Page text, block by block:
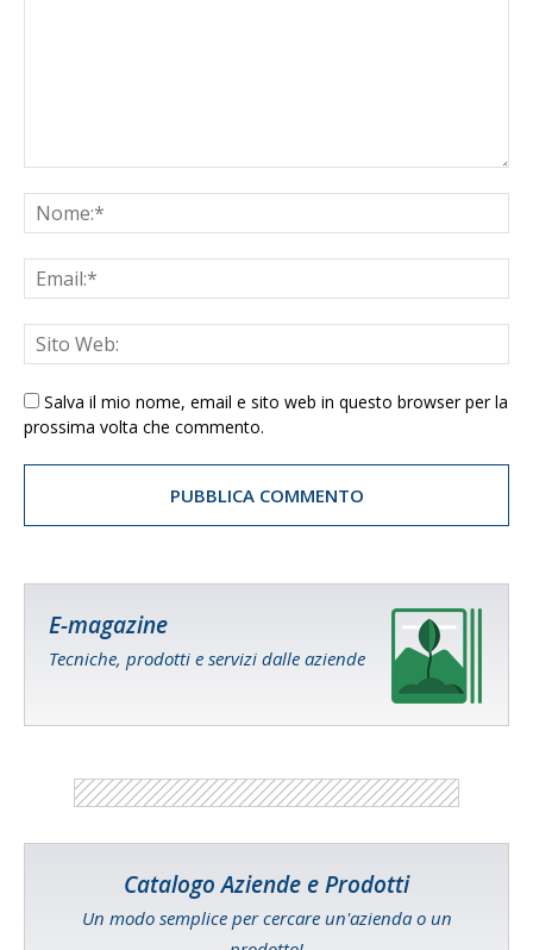
Salva il mio nome, email e sito web in questo browser per la
prossima volta che commento.
E-magazine
Tecniche, prodotti e servizi dalle aziende
Catalogo Aziende e Prodotti
Un modo semplice per cercare un'azienda o un